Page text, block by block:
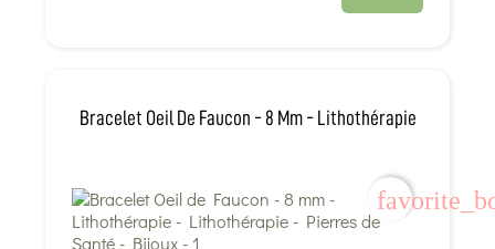
Bracelet Oeil De Faucon - 8 Mm - Lithothérapie